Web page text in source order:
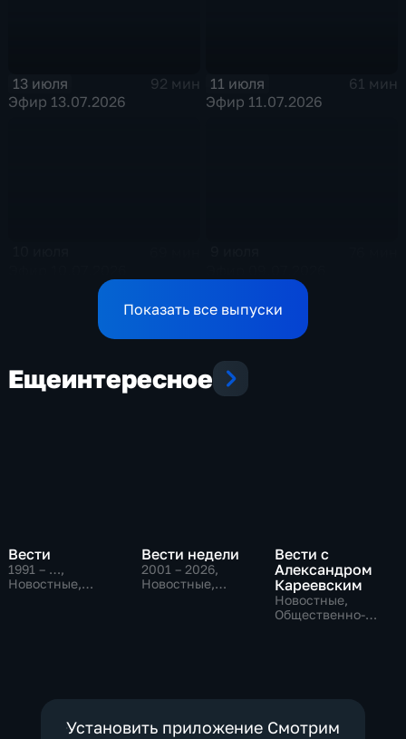
13 июля
92 мин
Эфир 13.07.2026
11 июля
61 мин
Эфир 11.07.2026
Показать все выпуски
Ещеинтересное
Вести
1991 – …,
Новостные,
Вести недели
2001 – 2026,
Новостные,
Вести с
Александром
Кареевским
Новостные,
Общественно-
Установить приложение Смотрим